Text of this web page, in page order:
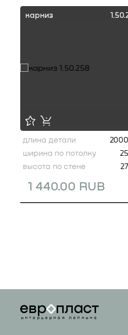
карниз
1 440.00 RUB
длина детали
ширина по потолку
высота по стене